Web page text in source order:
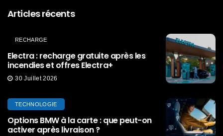
Articles récents
RECHARGE
Electra : recharge gratuite après les
incendies et offres Electra+
30 Juillet 2026
TECHNOLOGIE
Options BMW à la carte : que peut-on
activer après livraison ?